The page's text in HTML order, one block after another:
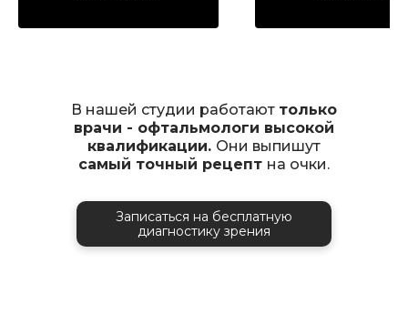
В нашей студии работают только
врачи - офтальмологи высокой
квалификации. Они выпишут
самый точный рецепт на очки.
Записаться на бесплатную
диагностику зрения